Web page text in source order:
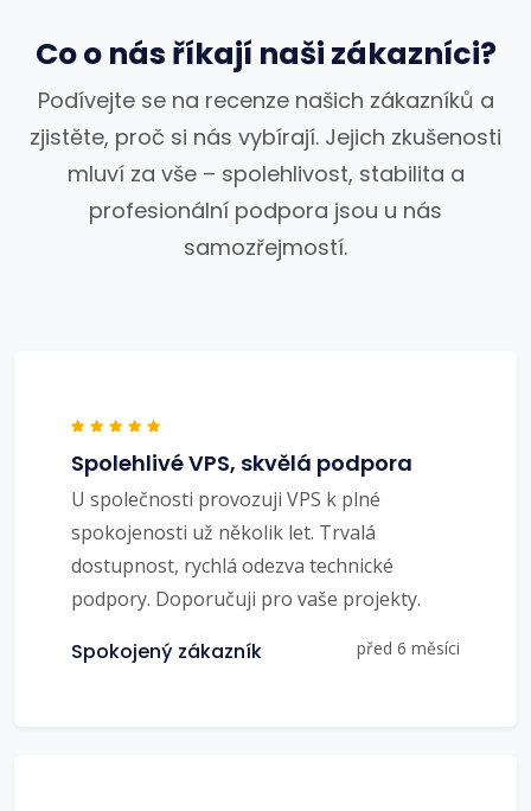
Co o nás říkají naši zákazníci?
Podívejte se na recenze našich zákazníků a
zjistěte, proč si nás vybírají. Jejich zkušenosti
mluví za vše – spolehlivost, stabilita a
profesionální podpora jsou u nás
samozřejmostí.
Spolehlivé VPS, skvělá podpora
U společnosti provozuji VPS k plné
spokojenosti už několik let. Trvalá
dostupnost, rychlá odezva technické
podpory. Doporučuji pro vaše projekty.
Spokojený zákazník před 6 měsíci